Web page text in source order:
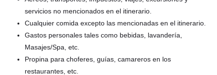
servicios no mencionados en el itinerario.
Cualquier comida excepto las mencionadas en el itinerario.
Gastos personales tales como bebidas, lavandería,
Masajes/Spa, etc.
Propina para choferes, guías, camareros en los
restaurantes, etc.